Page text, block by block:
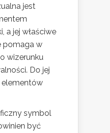
jest
a jej właściwe
pomaga w
wizerunku
Do jej
elementów
symbol
być